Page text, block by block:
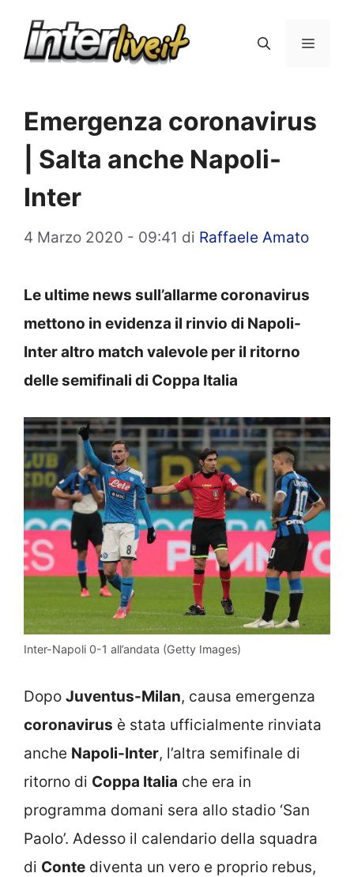
Menu
Emergenza coronavirus
| Salta anche Napoli-
Inter
4 Marzo 2020 - 09:41 di Raffaele Amato
Le ultime news sull’allarme coronavirus
mettono in evidenza il rinvio di Napoli-
Inter altro match valevole per il ritorno
delle semifinali di Coppa Italia
Inter-Napoli 0-1 all’andata (Getty Images)
Dopo Juventus-Milan, causa emergenza
coronavirus è stata ufficialmente rinviata
anche Napoli-Inter, l’altra semifinale di
ritorno di Coppa Italia che era in
programma domani sera allo stadio ‘San
Paolo’. Adesso il calendario della squadra
di Conte diventa un vero e proprio rebus,